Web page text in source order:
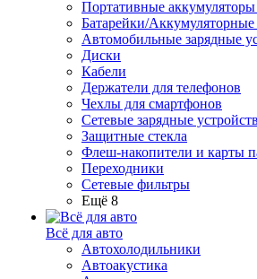
Портативные
Батарейки/Аккумуляторные
Автомобильные зарядные
Диски
Кабели
Держатели для телефонов
Чехлы для смартфонов
Сетевые зарядные
Защитные стекла
Флеш-накопители и карты
Переходники
Сетевые фильтры
Ещё 8
Всё для авто
Автохолодильники
Автоакустика